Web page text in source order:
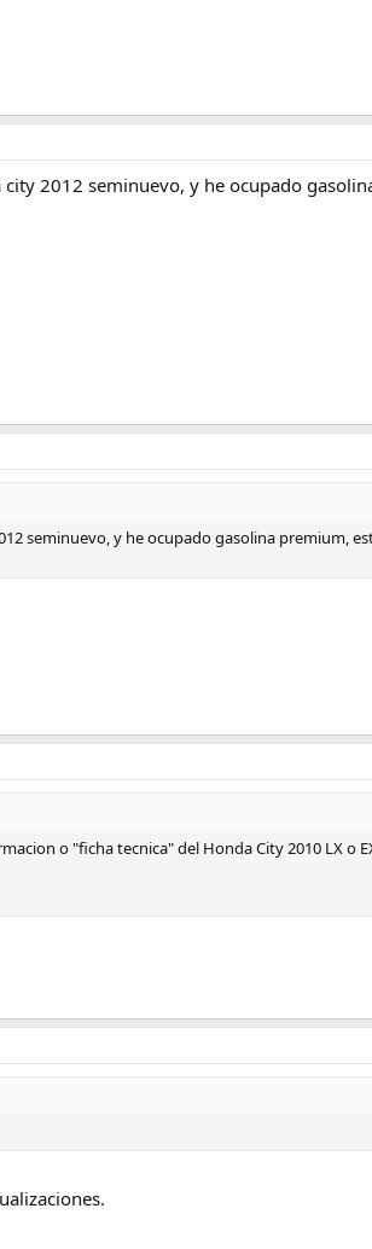
2012 seminuevo, y he ocupado
seminuevo, y he ocupado gasolina premium,
o "ficha tecnica" del Honda City 2010 LX o